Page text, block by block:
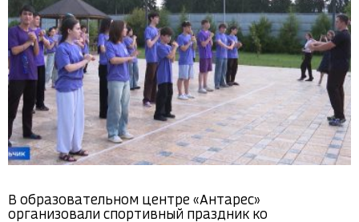
В образовательном центре «Антарес»
организовали спортивный праздник ко